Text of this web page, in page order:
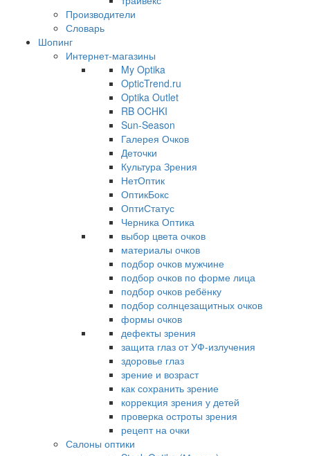
Производители
Словарь
Шопинг
Интернет-магазины
My Optika
OpticTrend.ru
Optika Outlet
RB OCHKI
Sun-Season
Галерея Очков
Деточки
Культура Зрения
НетОптик
ОптикБокс
ОптиСтатус
Черника Оптика
выбор цвета очков
материалы очков
подбор очков мужчине
подбор очков по форме лица
подбор очков ребёнку
подбор солнцезащитных очков
формы очков
дефекты зрения
защита глаз от УФ-излучения
здоровье глаз
зрение и возраст
как сохранить зрение
коррекция зрения у детей
проверка остроты зрения
рецепт на очки
Салоны оптики